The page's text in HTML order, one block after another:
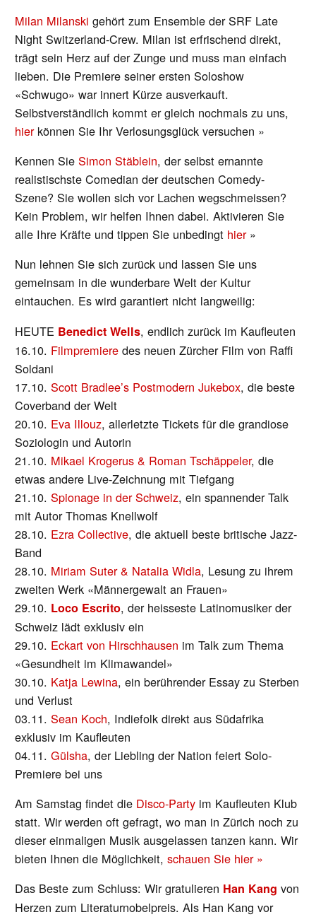
Milan Milanski gehört zum Ensemble der SRF Late
Night Switzerland-Crew. Milan ist erfrischend direkt,
trägt sein Herz auf der Zunge und muss man einfach
lieben. Die Premiere seiner ersten Soloshow
«Schwugo» war innert Kürze ausverkauft.
Selbstverständlich kommt er gleich nochmals zu uns,
hier können Sie Ihr Verlosungsglück versuchen »
Kennen SieSimon Stäblein, der selbst ernannte
realistischste Comedian der deutschen Comedy-
Szene? Sie wollen sich vor Lachen wegschmeissen?
Kein Problem, wir helfen Ihnen dabei. Aktivieren Sie
alle Ihre Kräfte und tippen Sie unbedingt hier»
Nun lehnen Sie sich zurück und lassen Sie uns
gemeinsam in die wunderbare Welt der Kultur
eintauchen. Es wird garantiert nicht langweilig:
HEUTE Benedict Wells, endlich zurück im Kaufleuten
16.10. Filmpremiere des neuen Zürcher Film von Raffi
Soldani
17.10.Scott Bradlee’s Postmodern Jukebox, die beste
Coverband der Welt
20.10. Eva Illouz, allerletzte Tickets für die grandiose
Soziologin und Autorin
21.10. Mikael Krogerus & Roman Tschäppeler, die
etwas andere Live-Zeichnung mit Tiefgang
21.10.Spionage in der Schweiz, ein spannender Talk
mit Autor Thomas Knellwolf
28.10. Ezra Collective, die aktuell beste britische Jazz-
Band
28.10. Miriam Suter & Natalia Widla, Lesung zu ihrem
zweiten Werk «Männergewalt an Frauen»
29.10. Loco Escrito, der heisseste Latinomusiker der
Schweiz lädt exklusiv ein
29.10. Eckart von Hirschhausen im Talk zum Thema
«Gesundheit im Klimawandel»
30.10. Katja Lewina, ein berührender Essay zu Sterben
und Verlust
03.11.Sean Koch, Indiefolk direkt aus Südafrika
exklusiv im Kaufleuten
04.11.Gülsha, der Liebling der Nation feiert Solo-
Premiere bei uns
Am Samstag findet die Disco-Party im Kaufleuten Klub
statt. Wir werden oft gefragt, wo man in Zürich noch zu
dieser einmaligen Musik ausgelassen tanzen kann. Wir
bieten Ihnen die Möglichkeit,schauen Sie hier »
Das Beste zum Schluss: Wir gratulieren Han Kang von
Herzen zum Literaturnobelpreis. Als Han Kang vor